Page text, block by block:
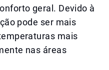
geral. Devido à
pode ser mais
mais
nas áreas